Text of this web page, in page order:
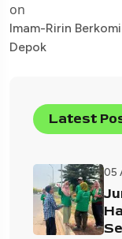
on
Imam-Ririn
Depok
Latest
05